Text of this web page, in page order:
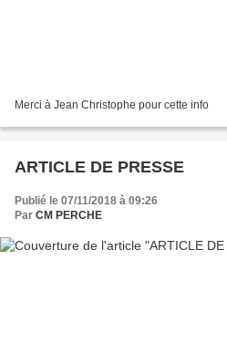
Merci à Jean Christophe pour cette info
ARTICLE DE PRESSE
Publié le 07/11/2018 à 09:26
Par CM PERCHE